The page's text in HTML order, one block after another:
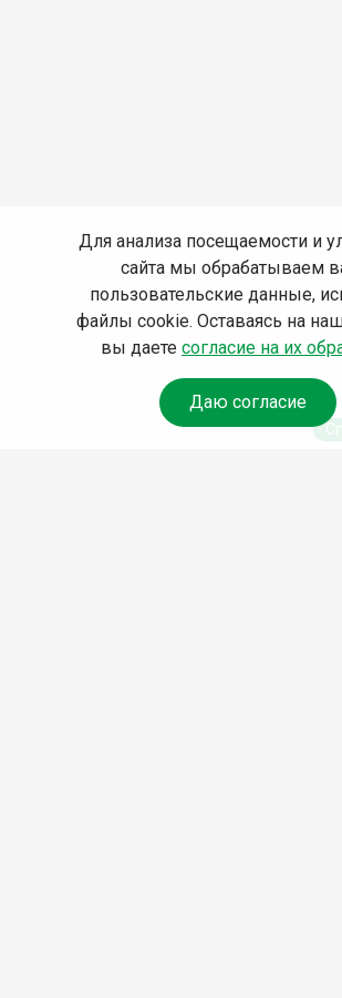
Для анализа посещаемости и
сайта мы обрабатываем
пользовательские данные,
файлы cookie. Оставаясь на
вы даете согласие на их
Даю согласие